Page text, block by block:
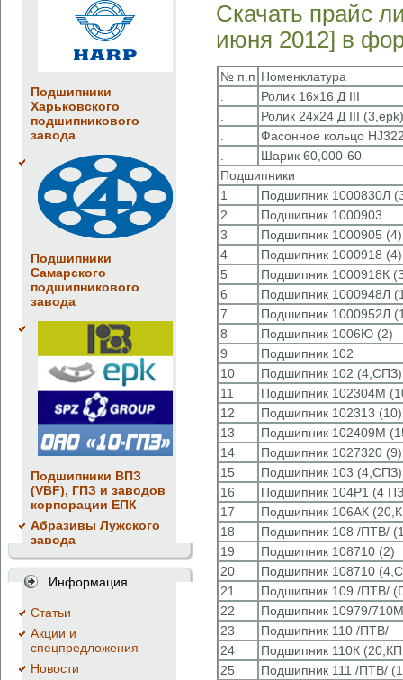
Подшипники
Харьковского
подшипникового
завода
Подшипники
Самарского
подшипникового
завода
Подшипники ВПЗ
(VBF), ГПЗ и заводов
корпорации ЕПК
Абразивы Лужского
завода
Информация
Cтатьи
Акции и
спецпредложения
Новости
Скачать прайс
июня 2012] в
№ п.п Номенклатура
Ролик 16х16 Д III
Ролик 24х24 Д III (3,epk)
Фасонное кольцо
Шарик 60,000-60
Подшипники
1
Подшипник 1000830Л
2
Подшипник 1000903
3
Подшипник 1000905 (4)
4
Подшипник 1000918 (4)
5
Подшипник 1000918К
6
Подшипник 1000948Л
7
Подшипник 1000952Л
8
Подшипник 1006Ю (2)
9
Подшипник 102
10
Подшипник 102 (4,СПЗ)
11
Подшипник 102304М
12
Подшипник 102313 (10)
13
Подшипник 102409М
14
Подшипник 1027320 (9)
15
Подшипник 103 (4,СПЗ)
16
Подшипник 104Р1 (4
17
Подшипник 106АК
18
Подшипник 108 /ПТВ/
19
Подшипник 108710 (2)
20
Подшипник 108710
21
Подшипник 109 /ПТВ/
22
Подшипник 10979/
23
Подшипник 110 /ПТВ/
24
Подшипник 110К
25
Подшипник 111 /ПТВ/